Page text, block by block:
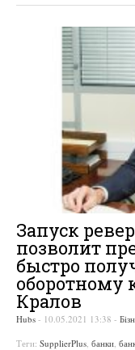
Запуск
позволит
быстро
оборотному
Кралов
Hubs - 10.05.2021 13:38 -
Теги: SupplierPlus банки